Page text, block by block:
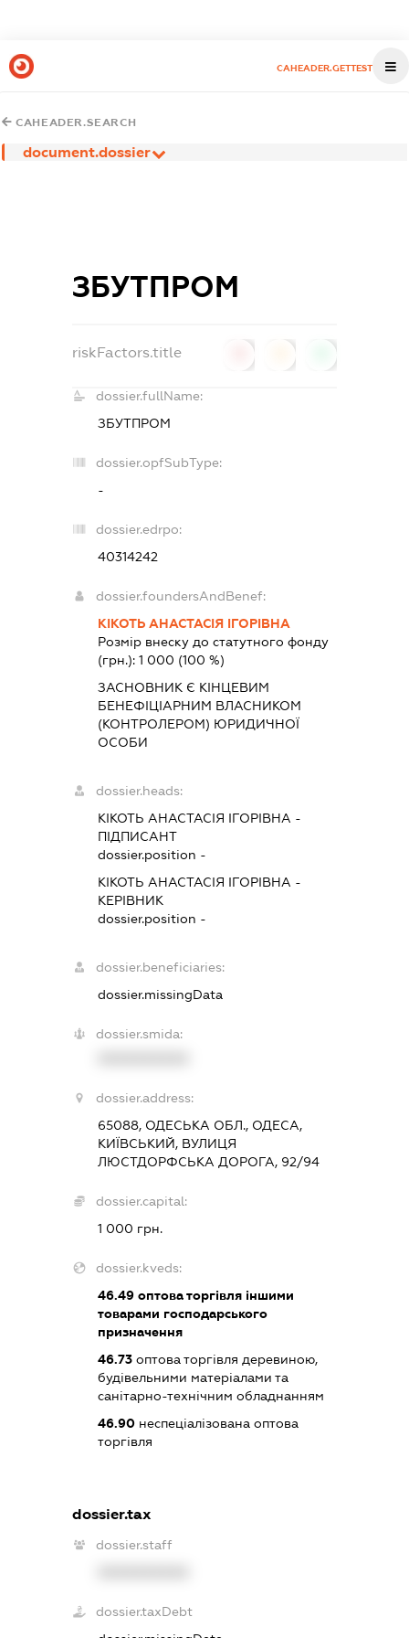
CAHEADER.GETTEST
CAHEADER.SEARCH
document.dossier
ЗБУТПРОМ
riskFactors.title
dossier.fullName:
ЗБУТПРОМ
dossier.opfSubType:
-
dossier.edrpo:
40314242
dossier.foundersAndBenef:
КІКОТЬ АНАСТАСІЯ ІГОРІВНА
Розмір внеску до статутного фонду
(грн.): 1 000 (100 %)
ЗАСНОВНИК Є КІНЦЕВИМ
БЕНЕФІЦІАРНИМ ВЛАСНИКОМ
(КОНТРОЛЕРОМ) ЮРИДИЧНОЇ
ОСОБИ
dossier.heads:
КІКОТЬ АНАСТАСІЯ ІГОРІВНА -
ПІДПИСАНТ
dossier.position -
КІКОТЬ АНАСТАСІЯ ІГОРІВНА -
КЕРІВНИК
dossier.position -
dossier.beneficiaries:
dossier.missingData
dossier.smida:
dossier.address:
65088, ОДЕСЬКА ОБЛ., ОДЕСА,
КИЇВСЬКИЙ, ВУЛИЦЯ
ЛЮСТДОРФСЬКА ДОРОГА, 92/94
dossier.capital:
1 000 грн.
dossier.kveds:
46.49оптова торгівля іншими
товарами господарського
призначення
46.73оптова торгівля деревиною,
будівельними матеріалами та
санітарно-технічним обладнанням
46.90неспеціалізована оптова
торгівля
dossier.tax
dossier.staff
dossier.taxDebt